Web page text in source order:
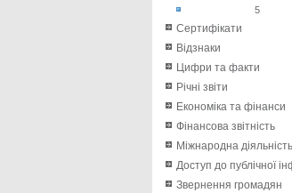
5
Сертифікати
Відзнаки
Цифри та факти
Річні звіти
Економіка та фінанси
Фінансова звітність
Міжнародна діяльність
Доступ до публічної
Звернення громадян